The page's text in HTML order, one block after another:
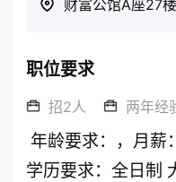
财富公馆A座27
职位要求
招2人 两年经
学历要求：全日制